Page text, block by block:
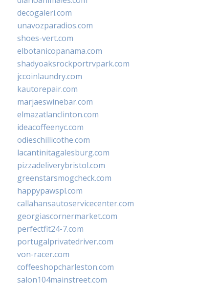
decogaleri.com
unavozparadios.com
shoes-vert.com
elbotanicopanama.com
shadyoaksrockportrvpark.com
jccoinlaundry.com
kautorepair.com
marjaeswinebar.com
elmazatlanclinton.com
ideacoffeenyc.com
odieschillicothe.com
lacantinitagalesburg.com
pizzadeliverybristol.com
greenstarsmogcheck.com
happypawspl.com
callahansautoservicecenter.com
georgiascornermarket.com
perfectfit24-7.com
portugalprivatedriver.com
von-racer.com
coffeeshopcharleston.com
salon104mainstreet.com